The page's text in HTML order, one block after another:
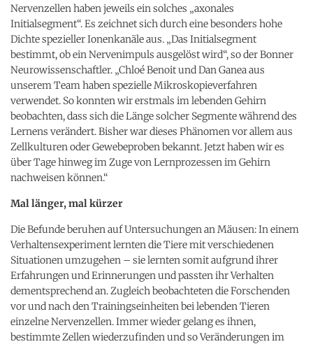
Nervenzellen haben jeweils ein solches „axonales
Initialsegment“. Es zeichnet sich durch eine besonders hohe
Dichte spezieller Ionenkanäle aus. „Das Initialsegment
bestimmt, ob ein Nervenimpuls ausgelöst wird“, so der Bonner
Neurowissenschaftler. „Chloé Benoit und Dan Ganea aus
unserem Team haben spezielle Mikroskopieverfahren
verwendet. So konnten wir erstmals im lebenden Gehirn
beobachten, dass sich die Länge solcher Segmente während des
Lernens verändert. Bisher war dieses Phänomen vor allem aus
Zellkulturen oder Gewebeproben bekannt. Jetzt haben wir es
über Tage hinweg im Zuge von Lernprozessen im Gehirn
nachweisen können.“
Mal länger, mal kürzer
Die Befunde beruhen auf Untersuchungen an Mäusen: In einem
Verhaltensexperiment lernten die Tiere mit verschiedenen
Situationen umzugehen – sie lernten somit aufgrund ihrer
Erfahrungen und Erinnerungen und passten ihr Verhalten
dementsprechend an. Zugleich beobachteten die Forschenden
vor und nach den Trainingseinheiten bei lebenden Tieren
einzelne Nervenzellen. Immer wieder gelang es ihnen,
bestimmte Zellen wiederzufinden und so Veränderungen im